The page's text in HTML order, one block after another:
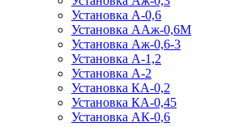
Установка А-0,6
Установка ААж-0,6М
Установка Аж-0,6-3
Установка А-1,2
Установка А-2
Установка КА-0,2
Установка КА-0,45
Установка АК-0,6